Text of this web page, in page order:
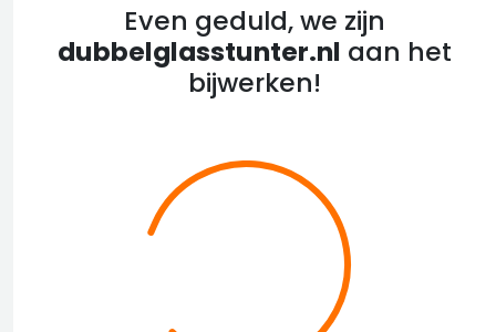
Even geduld, we zijn
dubbelglasstunter.nl aan het
bijwerken!